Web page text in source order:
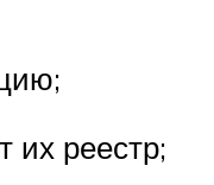
их реестр;